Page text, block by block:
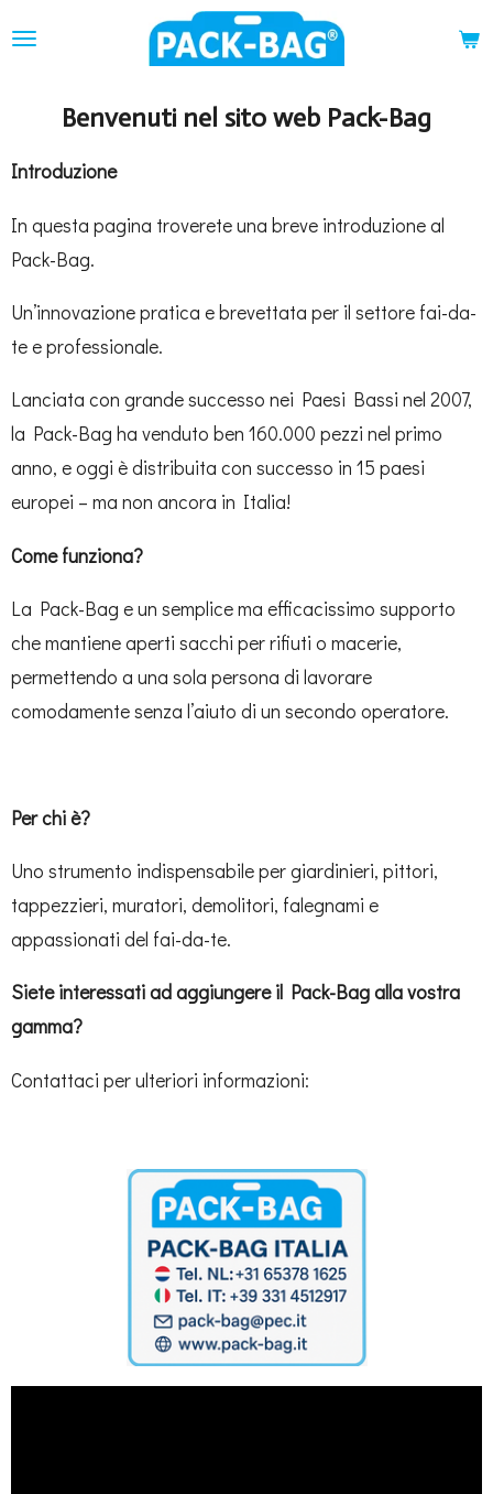
Ga
hoofdinhoud
Benvenuti nel sito web Pack-Bag
Introduzione
In questa pagina troverete una breve introduzione al
Pack-Bag.
Un’innovazione pratica e brevettata per il settore fai-da-
te e professionale.
Lanciata con grande successo nei Paesi Bassi nel 2007,
la Pack-Bag ha venduto ben 160.000 pezzi nel primo
anno, e oggi è distribuita con successo in 15 paesi
europei – ma non ancora in Italia!
Come funziona?
La Pack-Bag e un semplice ma efficacissimo supporto
che mantiene aperti sacchi per rifiuti o macerie,
permettendo a una sola persona di lavorare
comodamente senza l’aiuto di un secondo operatore.
Per chi è?
Uno strumento indispensabile per giardinieri, pittori,
tappezzieri, muratori, demolitori, falegnami e
appassionati del fai-da-te.
Siete interessati ad aggiungere il Pack-Bag alla vostra
gamma?
Contattaci per ulteriori informazioni: